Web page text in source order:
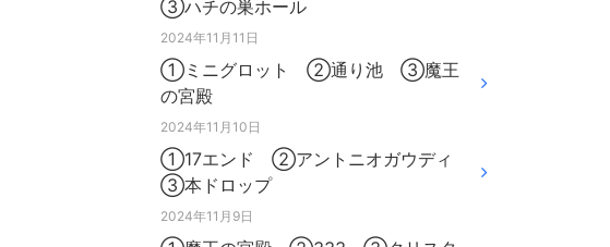
③ハチの巣ホール
2024年11月11日
①ミニグロット ②通り池 ③魔王
の宮殿
2024年11月10日
①17エンド ②アントニオガウディ
③本ドロップ
2024年11月9日